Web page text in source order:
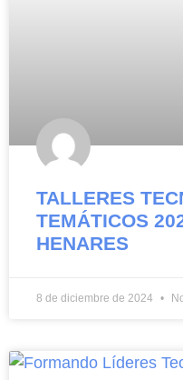
TALLERES
TEMÁTICOS
HENARES
8 de diciembre de 2024